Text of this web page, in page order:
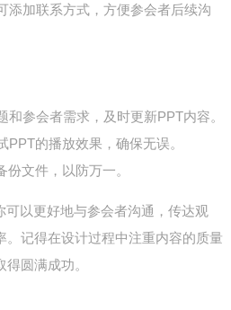
添加联系方式，方便参会者后续沟
和参会者需求，及时更新PPT内容。
PPT的播放效果，确保无误。
份文件，以防万一。
以更好地与参会者沟通，传达观
。记得在设计过程中注重内容的质量
圆满成功。